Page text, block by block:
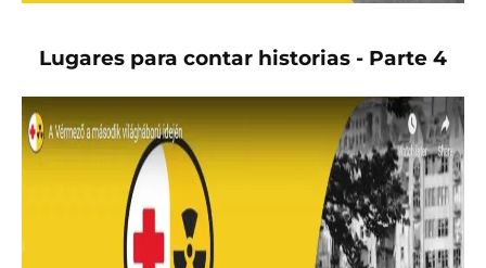
Lugares para contar historias - Parte 4